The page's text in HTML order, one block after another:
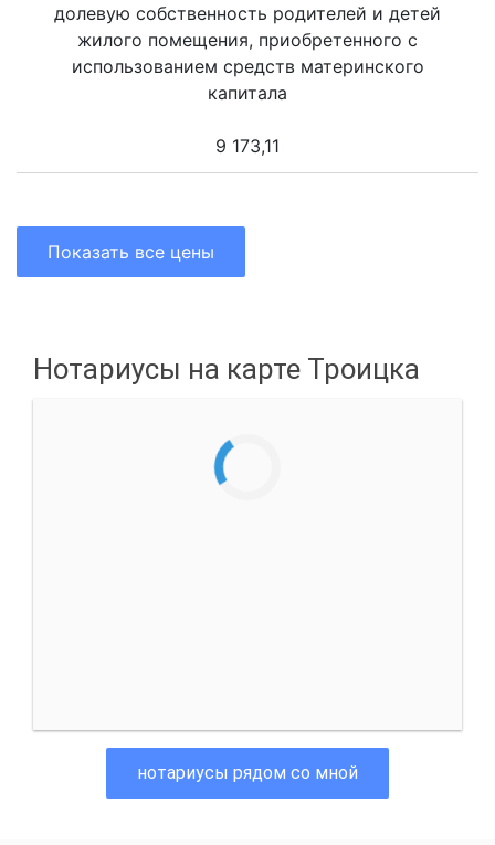
долевую собственность родителей и детей
жилого помещения, приобретенного с
использованием средств материнского
капитала
9 173,11
Показать все цены
Нотариусы на карте Троицка
нотариусы рядом со мной